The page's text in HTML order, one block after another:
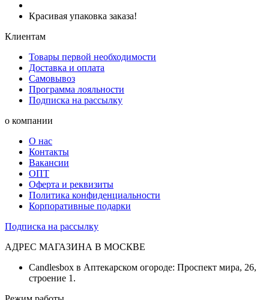
Красивая упаковка заказа!
Клиентам
Товары первой необходимости
Доставка и оплата
Самовывоз
Программа лояльности
Подписка на рассылку
о компании
О нас
Контакты
Вакансии
ОПТ
Оферта и реквизиты
Политика конфиденциальности
Корпоративные подарки
Подписка на рассылку
АДРЕС МАГАЗИНА В МОСКВЕ
Candlesbox в Аптекарском огороде: Проспект мира, 26,
строение 1.